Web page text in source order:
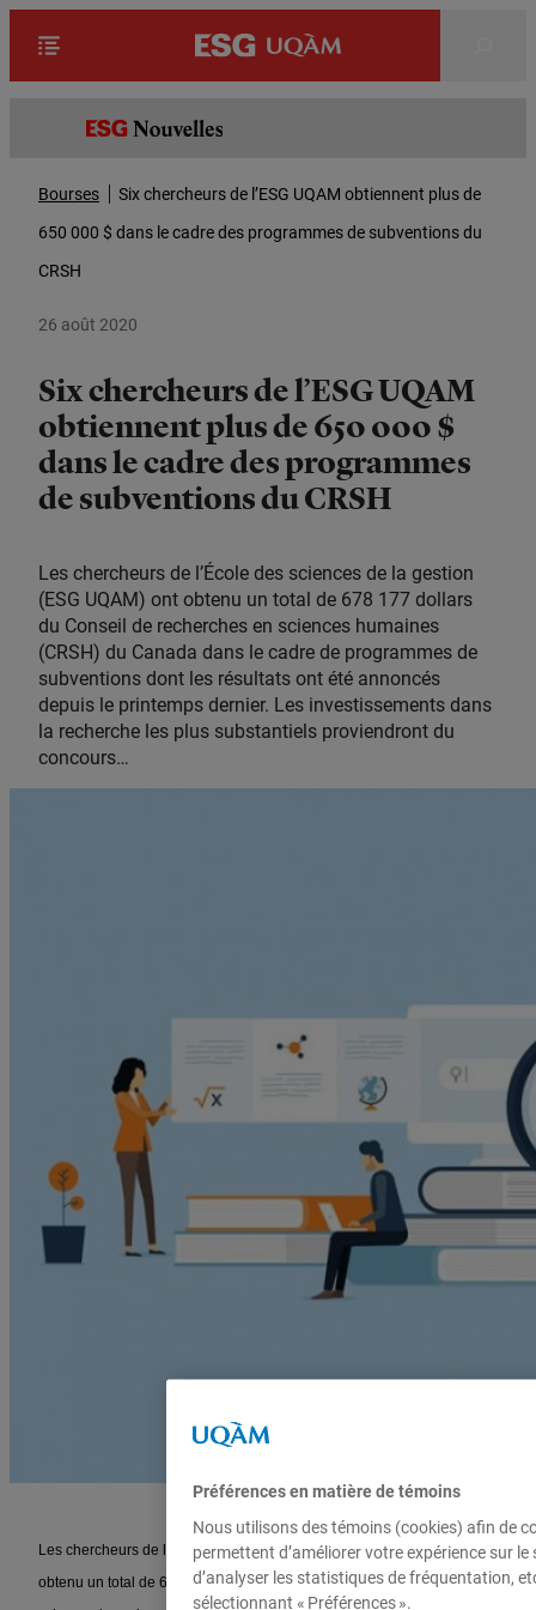
Bourses
Six chercheurs de l’ESG UQAM obtiennent plus de
650 000 $ dans le cadre des programmes de subventions du
CRSH
26 août 2020
Six chercheurs de l’ESG UQAM
obtiennent plus de 650 000 $
dans le cadre des programmes
de subventions du CRSH
Les chercheurs de l’École des sciences de la gestion
(ESG UQAM) ont obtenu un total de 678 177 dollars
du Conseil de recherches en sciences humaines
(CRSH) du Canada dans le cadre de programmes de
subventions dont les résultats ont été annoncés
depuis le printemps dernier. Les investissements dans
la recherche les plus substantiels proviendront du
concours…
Les chercheurs de l’ École des sciences de la gestion (ESG UQAM)ont
obtenu un total de 678 177 dollars du Conseil de recherches en
Préférences en matière de témoins
Nous utilisons des témoins (cookies) afin de
permettent d’améliorer votre expérience sur
d’analyser les statistiques de fréquentation,
sélectionnant « Préférences ».